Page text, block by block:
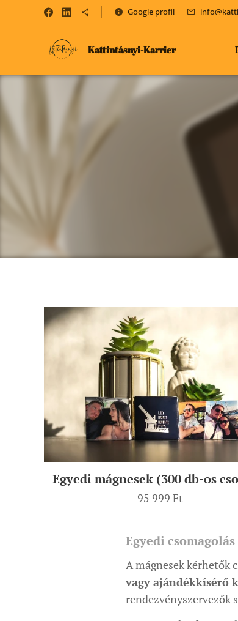
Google profil
Kattintásnyi-Karrier
Egyedi mágnesek (300 db-os
95 999 Ft
Egyedi
A mágnesek kérhetők
vagy ajándékkísérő
rendezvényszervezők